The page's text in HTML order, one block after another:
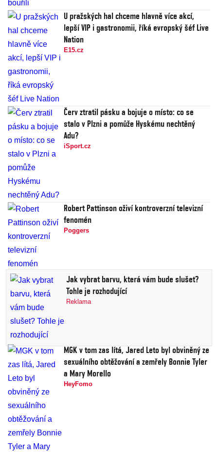
U pražských hal chceme hlavně více akcí,
lepší VIP i gastronomii, říká evropský šéf Live
Nation
E15.cz
Červ ztratil pásku a bojuje o místo: co se
stalo v Plzni a pomůže Hyskému nechtěný
Adu?
iSport.cz
Robert Pattinson oživí kontroverzní televizní
fenomén
Poggers
Jak vybrat barvu, která vám bude slušet?
Tohle je rozhodující
Reklama
MGK v tom zas lítá, Jared Leto byl obviněný ze
sexuálního obtěžování a zemřely Bonnie Tyler
a Mary Morello
HeyFomo